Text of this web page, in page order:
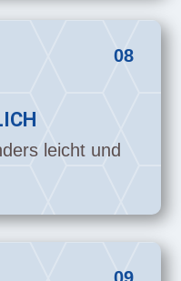
08
leicht und